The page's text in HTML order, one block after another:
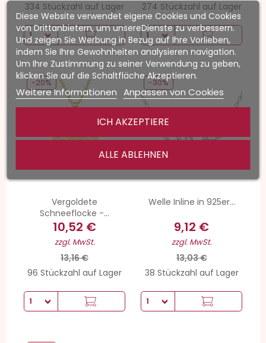
334 Stückzahl auf Lager
274 Stückzahl auf Lager
Vergoldete
Schneeflocke -...
10,52 €
zzgl. MwSt.
13,16 €
96 Stückzahl auf Lager
-20%
Welle Inline in 925er...
9,12 €
zzgl. MwSt.
13,03 €
38 Stückzahl auf Lager
-30%
Diese Website verwendet eigene Cookies und Cookies
von Drittanbietern, um unsereDienste zu verbessern.
Und zeigen Sie Werbung in Bezug auf Ihre Vorlieben,
indem Sie Ihre Gewohnheiten analysieren navigation.
Um Ihre Zustimmung zu seiner Verwendung zu geben,
klicken Sie auf die Schaltfläche Akzeptieren.
Weitere Informationen Anpassen von Cookies
ALLE ABLEHNEN
ICH AKZEPTIERE